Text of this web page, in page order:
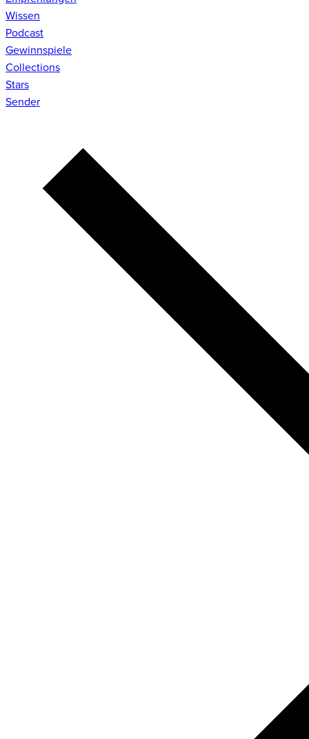
Wissen
Podcast
Gewinnspiele
Collections
Stars
Sender